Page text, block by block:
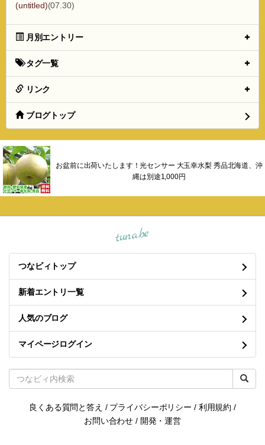
(untitled)(07.30)
月別エントリー
タグ一覧
リンク
ブログトップ
お盆前に出荷いたします！光センサー 大玉幸水梨 秀品北海道、沖
縄は別途1,000円
tuna.be
つなビィトップ
新着エントリ一覧
人気のブログ
マイページログイン
良くある質問と答え / プライバシーポリシー / 利用規約 /
お問い合わせ / 開発・運営